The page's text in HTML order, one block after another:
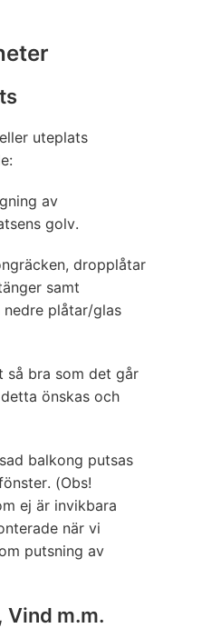
uteplats
av
golv.
dropplåtar
samt
nedre plåtar/glas
så bra som det går
önskas och
balkong putsas
(Obs!
ej är invikbara
när vi
putsning av
Vind m.m.